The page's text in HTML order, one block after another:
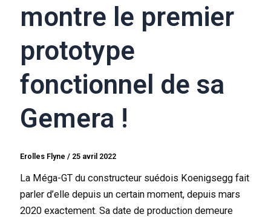
montre le premier
prototype
fonctionnel de sa
Gemera !
Erolles Flyne/ 25 avril 2022
La Méga-GT du constructeur suédois Koenigsegg fait
parler d’elle depuis un certain moment, depuis mars
2020 exactement. Sa date de production demeure